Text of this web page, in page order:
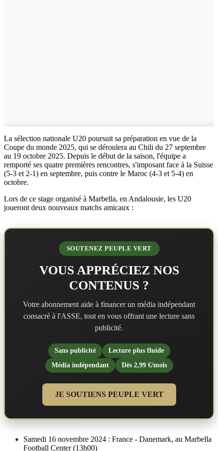
La sélection nationale U20 poursuit sa préparation en vue de la
Coupe du monde 2025, qui se déroulera au Chili du 27 septembre
au 19 octobre 2025. Depuis le début de la saison, l'équipe a
remporté ses quatre premières rencontres, s'imposant face à la Suisse
(5-3 et 2-1) en septembre, puis contre le Maroc (4-3 et 5-4) en
octobre.
Lors de ce stage organisé à Marbella, en Andalousie, les U20
joueront deux nouveaux matchs amicaux :
SOUTENEZ PEUPLE VERT
VOUS APPRÉCIEZ NOS
CONTENUS ?
Votre abonnement aide à financer un média indépendant
consacré à l'ASSE, tout en vous offrant une lecture sans
publicité.
Sans publicité
Lecture plus fluide
Média indépendant
Dès 2,99 €/mois
JE SOUTIENS PEUPLE VERT
Samedi 16 novembre 2024 : France - Danemark, au Marbella
Football Center (13h00)